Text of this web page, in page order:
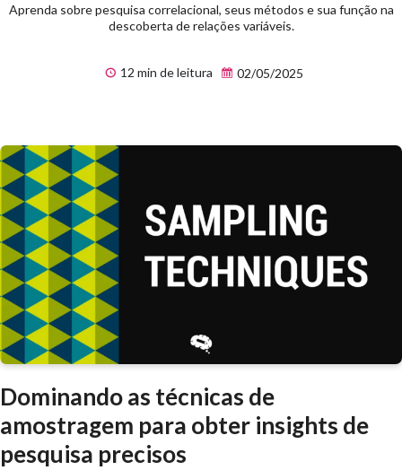
Aprenda sobre pesquisa correlacional, seus métodos e sua função na
descoberta de relações variáveis.
12 min de leitura 02/05/2025
Dominando as técnicas de
amostragem para obter insights de
pesquisa precisos